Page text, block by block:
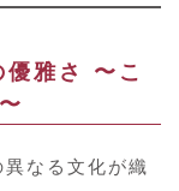
雅さ 〜こ
なる文化が織